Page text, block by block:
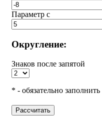
Параметр с
Округление:
Знаков после запятой
* - обязательно заполнить
Рассчитать